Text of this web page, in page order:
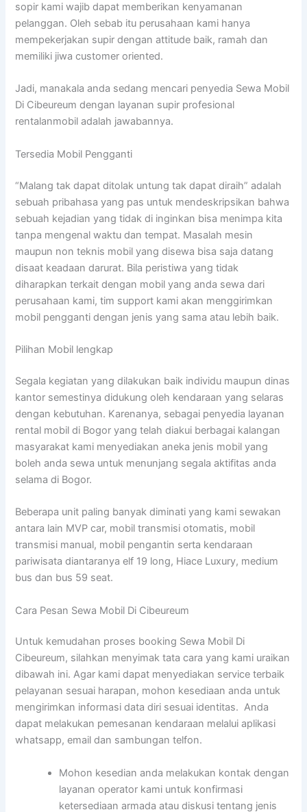
sopir kami wajib dapat memberikan kenyamanan
pelanggan. Oleh sebab itu perusahaan kami hanya
mempekerjakan supir dengan attitude baik, ramah dan
memiliki jiwa customer oriented.
Jadi, manakala anda sedang mencari penyedia Sewa Mobil
Di Cibeureum dengan layanan supir profesional
rentalanmobil adalah jawabannya.
Tersedia Mobil Pengganti
“Malang tak dapat ditolak untung tak dapat diraih” adalah
sebuah pribahasa yang pas untuk mendeskripsikan bahwa
sebuah kejadian yang tidak di inginkan bisa menimpa kita
tanpa mengenal waktu dan tempat. Masalah mesin
maupun non teknis mobil yang disewa bisa saja datang
disaat keadaan darurat. Bila peristiwa yang tidak
diharapkan terkait dengan mobil yang anda sewa dari
perusahaan kami, tim support kami akan menggirimkan
mobil pengganti dengan jenis yang sama atau lebih baik.
Pilihan Mobil lengkap
Segala kegiatan yang dilakukan baik individu maupun dinas
kantor semestinya didukung oleh kendaraan yang selaras
dengan kebutuhan. Karenanya, sebagai penyedia layanan
rental mobil di Bogor yang telah diakui berbagai kalangan
masyarakat kami menyediakan aneka jenis mobil yang
boleh anda sewa untuk menunjang segala aktifitas anda
selama di Bogor.
Beberapa unit paling banyak diminati yang kami sewakan
antara lain MVP car, mobil transmisi otomatis, mobil
transmisi manual, mobil pengantin serta kendaraan
pariwisata diantaranya elf 19 long, Hiace Luxury, medium
bus dan bus 59 seat.
Cara Pesan Sewa Mobil Di Cibeureum
Untuk kemudahan proses booking Sewa Mobil Di
Cibeureum, silahkan menyimak tata cara yang kami uraikan
dibawah ini. Agar kami dapat menyediakan service terbaik
pelayanan sesuai harapan, mohon kesediaan anda untuk
mengirimkan informasi data diri sesuai identitas. Anda
dapat melakukan pemesanan kendaraan melalui aplikasi
whatsapp, email dan sambungan telfon.
Mohon kesedian anda melakukan kontak dengan
layanan operator kami untuk konfirmasi
ketersediaan armada atau diskusi tentang jenis